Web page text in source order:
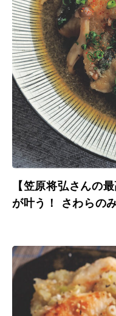
【笠原将弘さんの
が叶う！ さわらの